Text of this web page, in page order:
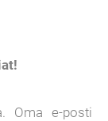
Oma e-posti